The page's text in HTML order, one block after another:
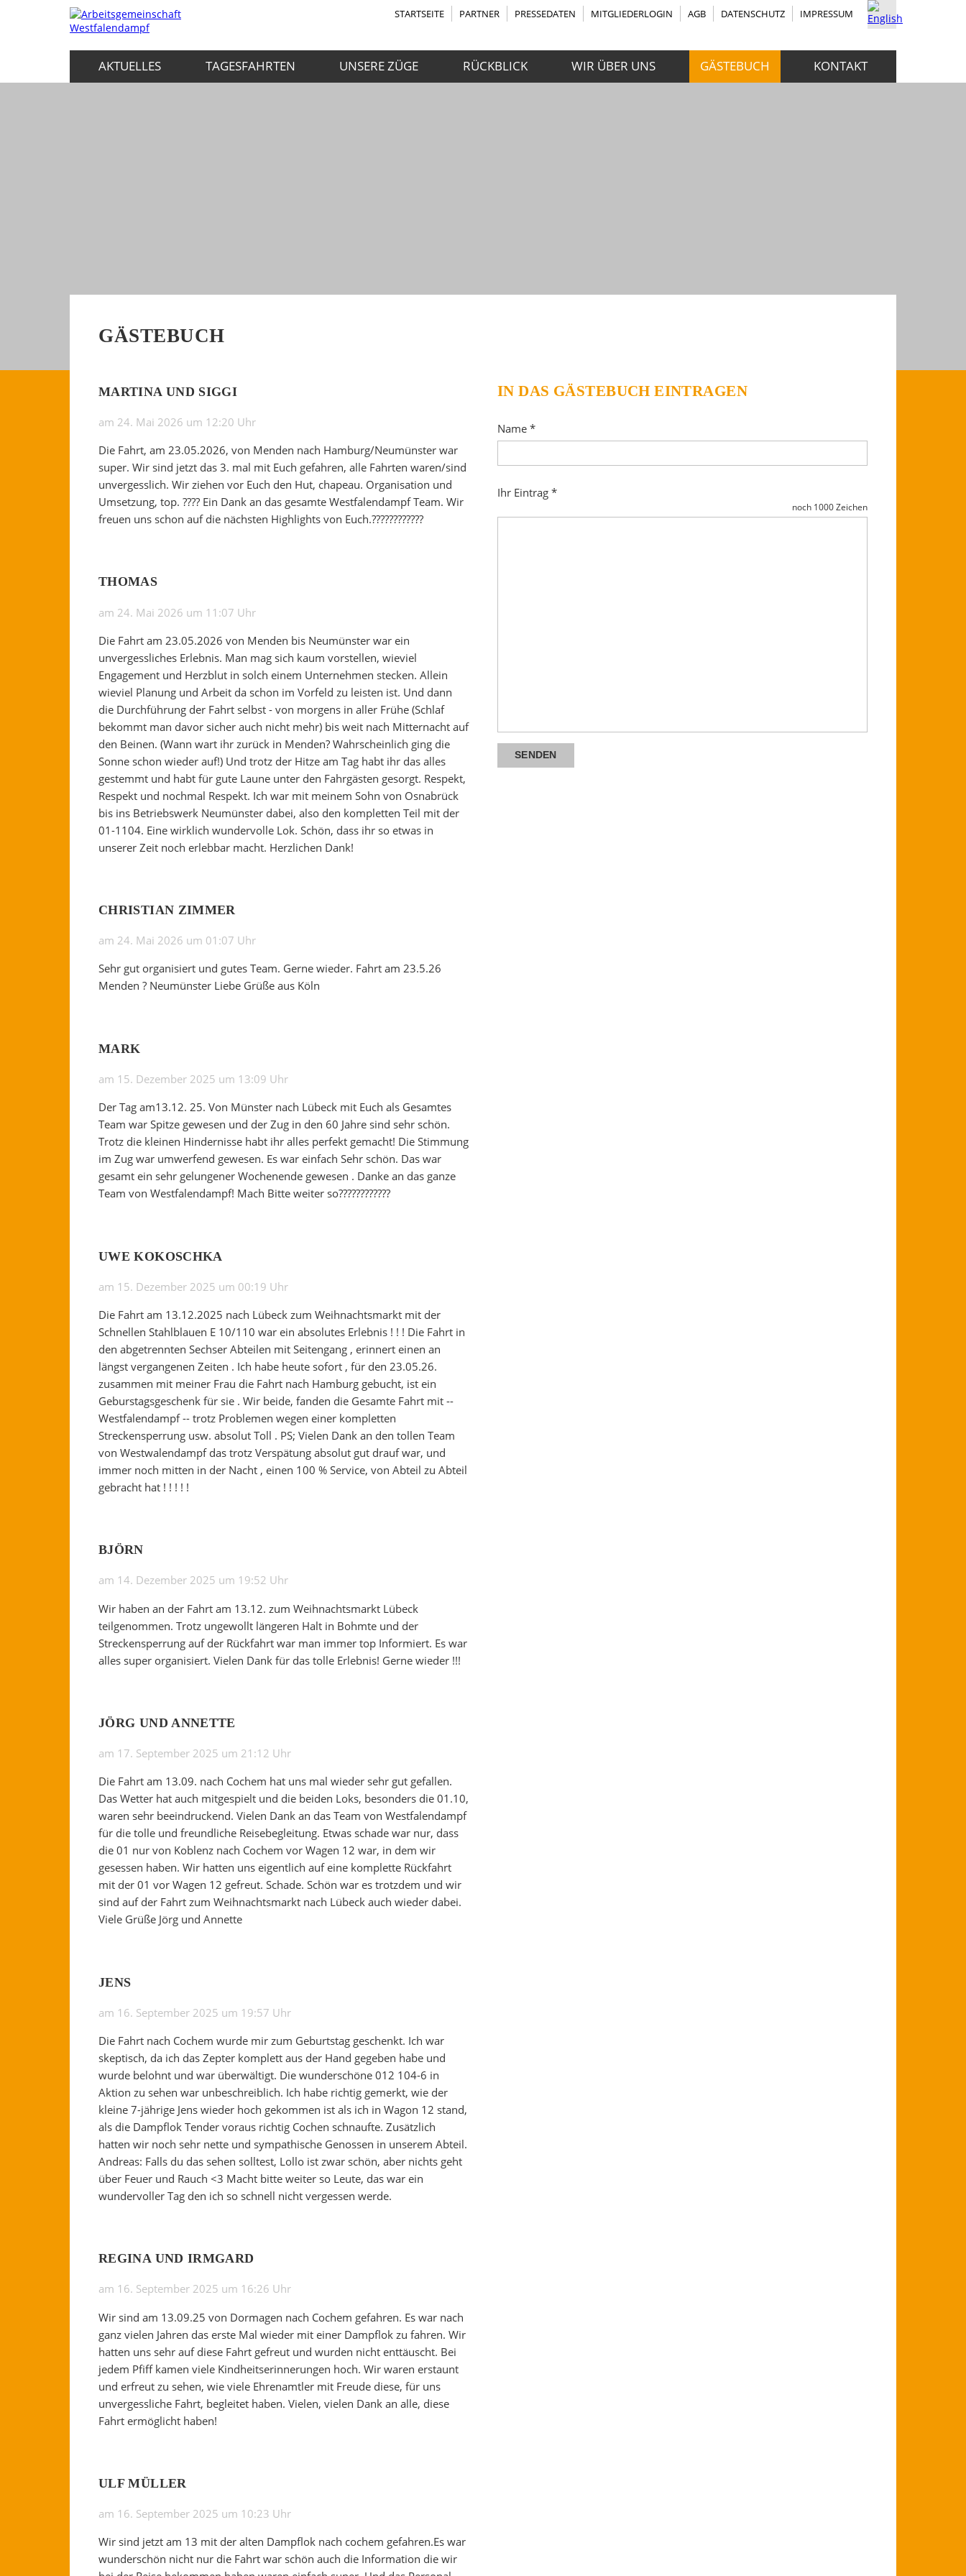
STARTSEITE PARTNER PRESSEDATEN MITGLIEDERLOGIN AGB DATENSCHUTZ IMPRESSUM
AKTUELLES TAGESFAHRTEN UNSERE ZÜGE RÜCKBLICK WIR ÜBER UNS GÄSTEBUCH KONTAKT
GÄSTEBUCH
MARTINA UND SIGGI
am 24. Mai 2026 um 12:20 Uhr
Die Fahrt, am 23.05.2026, von Menden nach Hamburg/Neumünster war
super. Wir sind jetzt das 3. mal mit Euch gefahren, alle Fahrten waren/sind
unvergesslich. Wir ziehen vor Euch den Hut, chapeau. Organisation und
Umsetzung, top. ???? Ein Dank an das gesamte Westfalendampf Team. Wir
freuen uns schon auf die nächsten Highlights von Euch.????????????
THOMAS
am 24. Mai 2026 um 11:07 Uhr
Die Fahrt am 23.05.2026 von Menden bis Neumünster war ein
unvergessliches Erlebnis. Man mag sich kaum vorstellen, wieviel
Engagement und Herzblut in solch einem Unternehmen stecken. Allein
wieviel Planung und Arbeit da schon im Vorfeld zu leisten ist. Und dann
die Durchführung der Fahrt selbst - von morgens in aller Frühe (Schlaf
bekommt man davor sicher auch nicht mehr) bis weit nach Mitternacht auf
den Beinen. (Wann wart ihr zurück in Menden? Wahrscheinlich ging die
Sonne schon wieder auf!) Und trotz der Hitze am Tag habt ihr das alles
gestemmt und habt für gute Laune unter den Fahrgästen gesorgt. Respekt,
Respekt und nochmal Respekt. Ich war mit meinem Sohn von Osnabrück
bis ins Betriebswerk Neumünster dabei, also den kompletten Teil mit der
01-1104. Eine wirklich wundervolle Lok. Schön, dass ihr so etwas in
unserer Zeit noch erlebbar macht. Herzlichen Dank!
CHRISTIAN ZIMMER
am 24. Mai 2026 um 01:07 Uhr
Sehr gut organisiert und gutes Team. Gerne wieder. Fahrt am 23.5.26
Menden ? Neumünster Liebe Grüße aus Köln
MARK
am 15. Dezember 2025 um 13:09 Uhr
Der Tag am13.12. 25. Von Münster nach Lübeck mit Euch als Gesamtes
Team war Spitze gewesen und der Zug in den 60 Jahre sind sehr schön.
Trotz die kleinen Hindernisse habt ihr alles perfekt gemacht! Die Stimmung
im Zug war umwerfend gewesen. Es war einfach Sehr schön. Das war
gesamt ein sehr gelungener Wochenende gewesen . Danke an das ganze
Team von Westfalendampf! Mach Bitte weiter so????????????
UWE KOKOSCHKA
am 15. Dezember 2025 um 00:19 Uhr
Die Fahrt am 13.12.2025 nach Lübeck zum Weihnachtsmarkt mit der
Schnellen Stahlblauen E 10/110 war ein absolutes Erlebnis ! ! ! Die Fahrt in
den abgetrennten Sechser Abteilen mit Seitengang , erinnert einen an
längst vergangenen Zeiten . Ich habe heute sofort , für den 23.05.26.
zusammen mit meiner Frau die Fahrt nach Hamburg gebucht, ist ein
Geburstagsgeschenk für sie . Wir beide, fanden die Gesamte Fahrt mit --
Westfalendampf -- trotz Problemen wegen einer kompletten
Streckensperrung usw. absolut Toll . PS; Vielen Dank an den tollen Team
von Westwalendampf das trotz Verspätung absolut gut drauf war, und
immer noch mitten in der Nacht , einen 100 % Service, von Abteil zu Abteil
gebracht hat ! ! ! ! !
BJÖRN
am 14. Dezember 2025 um 19:52 Uhr
Wir haben an der Fahrt am 13.12. zum Weihnachtsmarkt Lübeck
teilgenommen. Trotz ungewollt längeren Halt in Bohmte und der
Streckensperrung auf der Rückfahrt war man immer top Informiert. Es war
alles super organisiert. Vielen Dank für das tolle Erlebnis! Gerne wieder !!!
JÖRG UND ANNETTE
am 17. September 2025 um 21:12 Uhr
Die Fahrt am 13.09. nach Cochem hat uns mal wieder sehr gut gefallen.
Das Wetter hat auch mitgespielt und die beiden Loks, besonders die 01.10,
waren sehr beeindruckend. Vielen Dank an das Team von Westfalendampf
für die tolle und freundliche Reisebegleitung. Etwas schade war nur, dass
die 01 nur von Koblenz nach Cochem vor Wagen 12 war, in dem wir
gesessen haben. Wir hatten uns eigentlich auf eine komplette Rückfahrt
mit der 01 vor Wagen 12 gefreut. Schade. Schön war es trotzdem und wir
sind auf der Fahrt zum Weihnachtsmarkt nach Lübeck auch wieder dabei.
Viele Grüße Jörg und Annette
JENS
am 16. September 2025 um 19:57 Uhr
Die Fahrt nach Cochem wurde mir zum Geburtstag geschenkt. Ich war
skeptisch, da ich das Zepter komplett aus der Hand gegeben habe und
wurde belohnt und war überwältigt. Die wunderschöne 012 104-6 in
Aktion zu sehen war unbeschreiblich. Ich habe richtig gemerkt, wie der
kleine 7-jährige Jens wieder hoch gekommen ist als ich in Wagon 12 stand,
als die Dampflok Tender voraus richtig Cochen schnaufte. Zusätzlich
hatten wir noch sehr nette und sympathische Genossen in unserem Abteil.
Andreas: Falls du das sehen solltest, Lollo ist zwar schön, aber nichts geht
über Feuer und Rauch <3 Macht bitte weiter so Leute, das war ein
wundervoller Tag den ich so schnell nicht vergessen werde.
REGINA UND IRMGARD
am 16. September 2025 um 16:26 Uhr
Wir sind am 13.09.25 von Dormagen nach Cochem gefahren. Es war nach
ganz vielen Jahren das erste Mal wieder mit einer Dampflok zu fahren. Wir
hatten uns sehr auf diese Fahrt gefreut und wurden nicht enttäuscht. Bei
jedem Pfiff kamen viele Kindheitserinnerungen hoch. Wir waren erstaunt
und erfreut zu sehen, wie viele Ehrenamtler mit Freude diese, für uns
unvergessliche Fahrt, begleitet haben. Vielen, vielen Dank an alle, diese
Fahrt ermöglicht haben!
ULF MÜLLER
am 16. September 2025 um 10:23 Uhr
Wir sind jetzt am 13 mit der alten Dampflok nach cochem gefahren.Es war
wunderschön nicht nur die Fahrt war schön auch die Information die wir
IN DAS GÄSTEBUCH EINTRAGEN
Name *
Ihr Eintrag *